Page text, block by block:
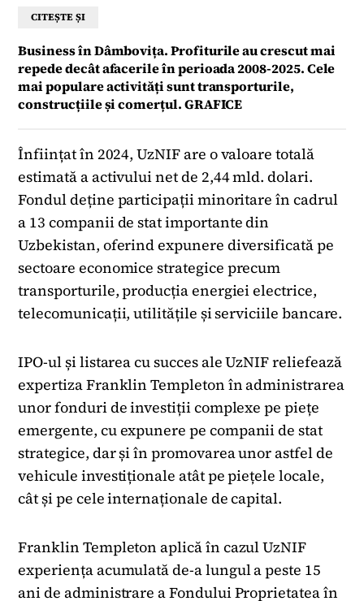
CITEȘTE ȘI
Business în Dâmbovița. Profiturile au crescut mai
repede decât afacerile în perioada 2008-2025. Cele
mai populare activități sunt transporturile,
construcțiile și comerțul. GRAFICE
Înființat în 2024, UzNIF are o valoare totală
estimată a activului net de 2,44 mld. dolari.
Fondul deține participații minoritare în cadrul
a 13 companii de stat importante din
Uzbekistan, oferind expunere diversificată pe
sectoare economice strategice precum
transporturile, producția energiei electrice,
telecomunicații, utilitățile și serviciile bancare.
IPO-ul și listarea cu succes ale UzNIF reliefează
expertiza Franklin Templeton în administrarea
unor fonduri de investiții complexe pe piețe
emergente, cu expunere pe companii de stat
strategice, dar și în promovarea unor astfel de
vehicule investiționale atât pe piețele locale,
cât și pe cele internaționale de capital.
Franklin Templeton aplică în cazul UzNIF
experiența acumulată de-a lungul a peste 15
ani de administrare a Fondului Proprietatea în